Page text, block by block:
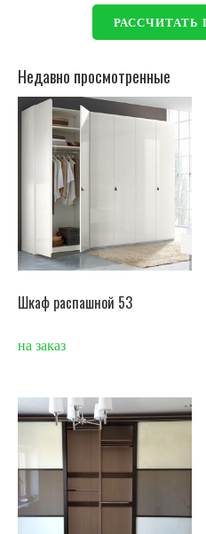
Недавно просмотренные
Шкаф распашной 53
на заказ